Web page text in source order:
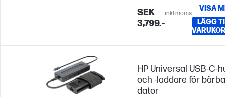
anslutningsfunktionen.
SEK
3,799.-
inkl.moms
VISA
LÄGG
HP Universal USB-C-
och -laddare för
dator